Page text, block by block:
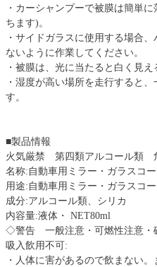
・カーシャンプーで被膜は簡単
ちます)。
・サイドガラスに使用する場合
ないように作業してください。
・被膜は、光に当たると白く見え
・湿度が高い場所を走行すると
す。
■製品情報
火気厳禁 第四類アルコール類
名称:自動車用ミラー・ガラスコ
用途:自動車用ミラー・ガラスコ
成分:アルコール類、シリカ
内容量:液体・ NET80ml
◇警告 一般注意・可燃性注意・
吸入飲用不可:
・人体に害があるので飲まない